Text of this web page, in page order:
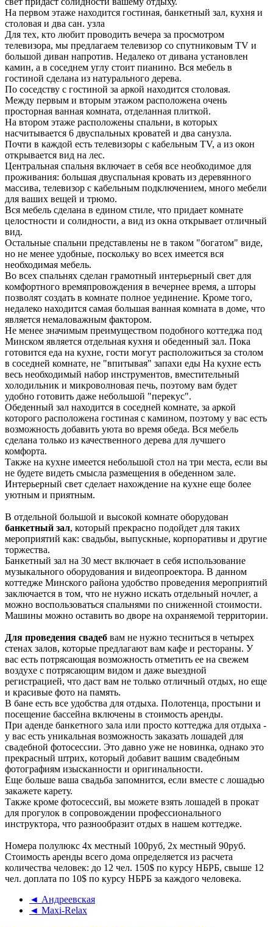
На первом этаже находится гостиная, банкетный зал, кухня и
столовая и два сан. узла
Для тех, кто любит проводить вечера за просмотром
телевизора, мы предлагаем телевизор со спутниковым TV и
большой диван напротив. Недалеко от дивана установлен
камин, а в соседнем углу стоит пианино. Вся мебель в
гостиной сделана из натурального дерева.
По соседству с гостиной за аркой находится столовая.
Между первым и вторым этажом расположена очень
просторная ванная комната, отделанная плиткой.
На втором этаже расположены спальни, в которых
насчитывается 6 двуспальных кроватей и два санузла.
Почти в каждой есть телевизоры с кабельным TV, а из окон
открывается вид на лес.
Центральная спальня включает в себя все необходимое для
проживания: большая двуспальная кровать из деревянного
массива, телевизор с кабельным подключением, много мебели
для ваших вещей и трюмо.
Вся мебель сделана в едином стиле, что придает комнате
целостности и солидности, а вид из окна открывает отличный
вид.
Остальные спальни представлены не в таком "богатом" виде,
но не менее удобные, поскольку во всех имеется вся
необходимая мебель.
Во всех спальнях сделан грамотный интерьерный свет для
комфортного времяпровождения в вечернее время, а шторы
позволят создать в комнате полное уединение. Кроме того,
недалеко находится самая большая ванная комната в доме, что
является немаловажным фактором.
Не менее значимым преимуществом подобного коттеджа под
Минском является отдельная кухня и обеденный зал. Пока
готовится еда на кухне, гости могут расположиться за столом
в соседней комнате, не "впитывая" запахи еды На кухне есть
весь необходимый набор инструментов, вместительный
холодильник и микроволновая печь, поэтому вам будет
удобно готовить даже небольшой "перекус".
Обеденный зал находится в соседней комнате, за аркой
которого расположена гостиная с камином, поэтому у вас есть
возможность добавить уюта во время обеда. Вся мебель
сделана только из качественного дерева для лучшего
комфорта.
Также на кухне имеется небольшой стол на три места, если вы
не будете видеть смысла размещения в обеденном зале.
Интерьерный свет сделает нахождение на кухне еще более
уютным и приятным.
В отдельной большой и высокой комнате оборудован
банкетный зал, который прекрасно подойдет для таких
мероприятий как: свадьбы, выпускные, корпоративы и другие
торжества.
Банкетный зал на 30 мест включает в себя использование
музыкального оборудования и видеопроектора. В данном
коттедже Минского района удобство проведения мероприятий
заключается в том, что не нужно искать отдельный ночлег, а
можно воспользоваться спальнями по сниженной стоимости.
Машины можно оставить во дворе на охраняемой территории.
Для проведения свадеб вам не нужно тесниться в четырех
стенах залов, которые предлагают вам кафе и рестораны. У
вас есть потрясающая возможность отметить ее на свежем
воздухе с потрясающим видом и даже выездной
регистрацией, что даст вам не только отличный отдых, но еще
и красивые фото на память.
В бане есть все удобства для отдыха. Полотенца, простыни и
посещение бассейна включены в стоимость аренды.
При аденде банкетного зала или просто коттеджа для отдыха -
у вас есть уникальная возможность заказать лошадей для
свадебной фотосессии. Это давно уже не новинка, однако это
прекрасный штрих, который добавит вашим свадебным
фотографиям изысканности и оригинальности.
Еще больше ваша свадьба запомнится, если вместе с лошадью
закажете карету.
Также кроме фотосессий, вы можете взять лошадей в прокат
для прогулок в сопровождении профессионального
инструктора, что разнообразит отдых в нашем коттедже.
Номера полулюкс 4х местный 100руб, 2х местный 90руб.
Стоимость аренды всего дома определяется из расчета
количества человек: до 12 чел. 150$ по курсу НБРБ, свыше 12
чел. доплата по 10$ по курсу НБРБ за каждого человека.
◄ Андреевская
◄ Maxi-Relax